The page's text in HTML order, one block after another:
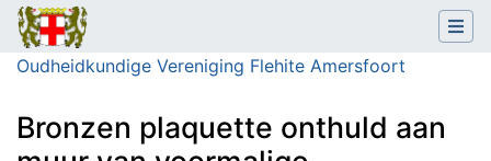
Oudheidkundige Vereniging Flehite Amersfoort
Bronzen plaquette onthuld aan